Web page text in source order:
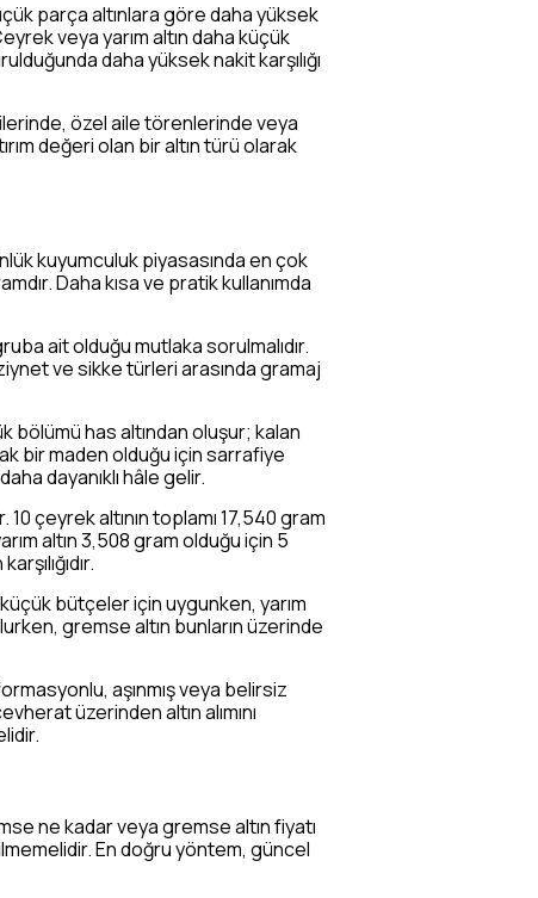
parça altınlara göre daha yüksek
veya yarım altın daha küçük
daha yüksek nakit karşılığı
özel aile törenlerinde veya
değeri olan bir altın türü olarak
kuyumculuk piyasasında en çok
Daha kısa ve pratik kullanımda
ait olduğu mutlaka sorulmalıdır.
ve sikke türleri arasında gramaj
bölümü has altından oluşur; kalan
bir maden olduğu için sarrafiye
dayanıklı hâle gelir.
10 çeyrek altının toplamı 17,540 gram
altın 3,508 gram olduğu için 5
bütçeler için uygunken, yarım
gremse altın bunların üzerinde
aşınmış veya belirsiz
üzerinden altın alımını
ne kadar veya gremse altın fiyatı
En doğru yöntem, güncel